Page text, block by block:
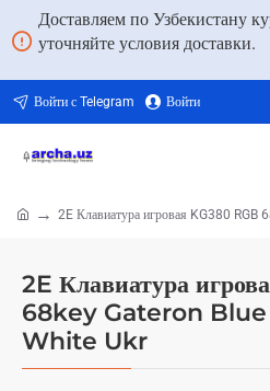
Доставляем по Узбекистану
уточняйте условия доставки.
Войти с Telegram Войти
2E Клавиатура
68key Gateron
White Ukr
2E Клавиатура игровая KG380